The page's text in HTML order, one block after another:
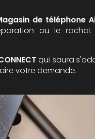
de téléphone
ou le rachat
qui saura
votre demande.